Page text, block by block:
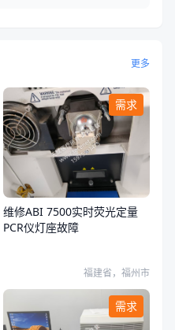
更多
需求
维修ABI 7500实时荧光定量
PCR仪灯座故障
福建省，福州市
需求